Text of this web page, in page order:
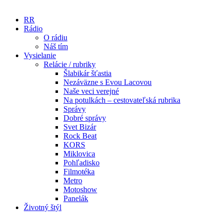
RR
Rádio
O rádiu
Náš tím
Vysielanie
Relácie / rubriky
Šlabikár šťastia
Nezáväzne s Evou Lacovou
Naše veci verejné
Na potulkách – cestovateľská rubrika
Správy
Dobré správy
Svet Bizár
Rock Beat
KORS
Miklovica
Pohľadisko
Filmotéka
Metro
Motoshow
Panelák
Životný štýl